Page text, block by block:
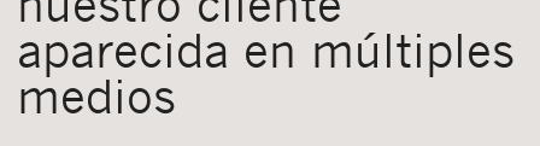
aparecida en múltiples
medios